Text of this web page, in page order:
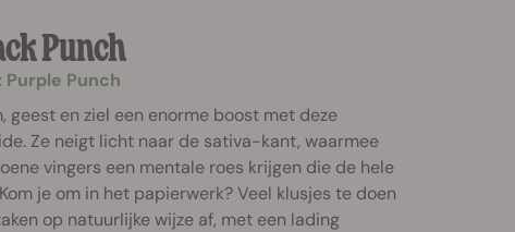
Punch
Purple Punch
geest en ziel een enorme boost met deze
Ze neigt licht naar de sativa-kant, waarmee
vingers een mentale roes krijgen die de hele
je om in het papierwerk? Veel klusjes te doen
op natuurlijke wijze af, met een lading